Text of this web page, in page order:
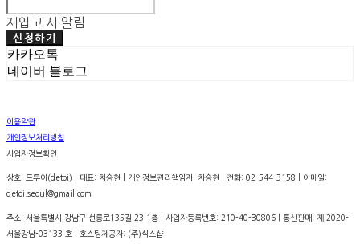
재입고 시 알림
신청하기
카카오톡
네이버 블로그
이용약관
개인정보처리방침
사업자정보확인
상호: 드투아(detoi) | 대표: 차승현 | 개인정보관리책임자: 차승현 | 전화: 02-544-3158 | 이메일:
detoi.seoul@gmail.com
주소: 서울특별시 강남구 선릉로135길 23 1층 | 사업자등록번호: 210-40-30806 | 통신판매: 제 2020-
서울강남-03133 호 | 호스팅제공자: (주)식스샵